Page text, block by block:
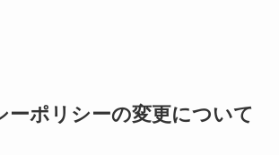
ーポリシーの変更について